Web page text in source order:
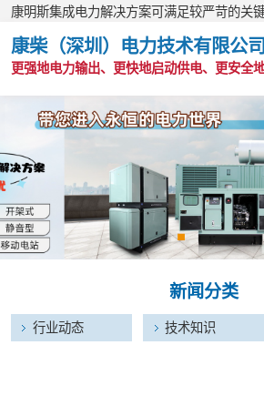
康柴（深圳）电力技术有限公司
新闻分类
行业动态 技术知识
OEM发电机组
静音发电机组
移动电站
发电机出租